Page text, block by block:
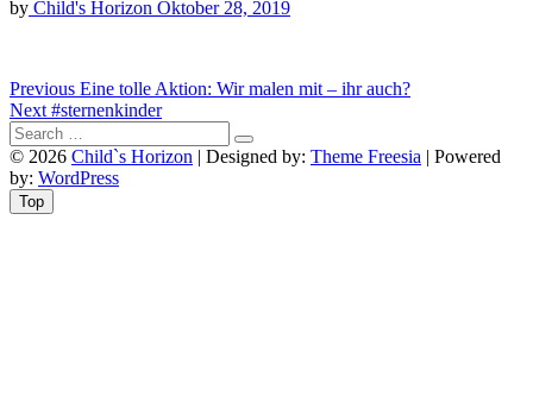
by Child's Horizon Oktober 28, 2019
Beitragsnavigation
Previous Previous
post:
Eine tolle Aktion: Wir malen mit – ihr auch?
Next Next
post:
#sternenkinder
© 2026 Child`s Horizon | Designed by: Theme Freesia | Powered
by: WordPress
Top